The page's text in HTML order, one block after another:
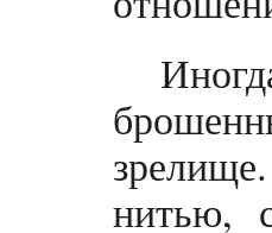
нитью,